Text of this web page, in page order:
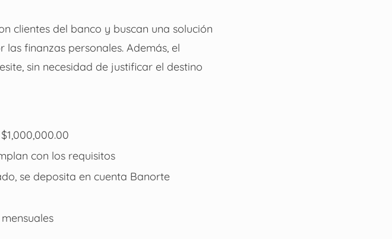
clientes del banco y buscan una solución
finanzas personales. Además, el
sin necesidad de justificar el destino
con los requisitos
se deposita en cuenta Banorte